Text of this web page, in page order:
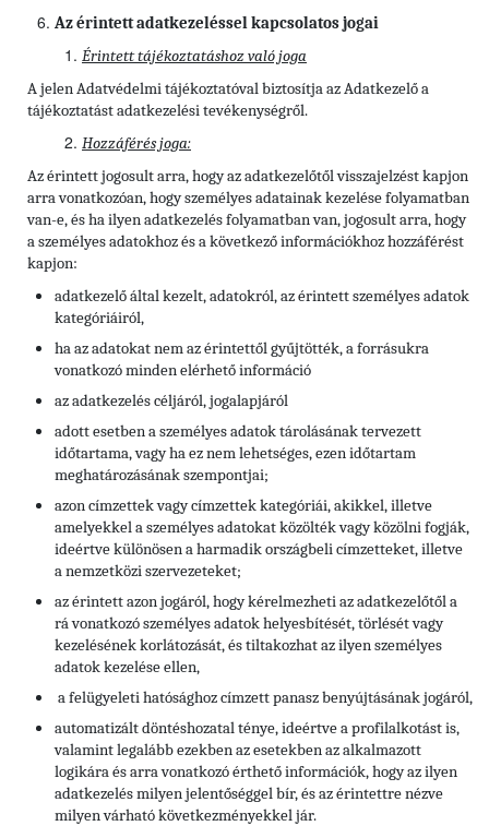
Az érintett adatkezeléssel kapcsolatos jogai
Érintett tájékoztatáshoz való joga
A jelen Adatvédelmi tájékoztatóval biztosítja az Adatkezelő a
tájékoztatást adatkezelési tevékenységről.
Hozzáférés joga:
Az érintett jogosult arra, hogy az adatkezelőtől visszajelzést kapjon
arra vonatkozóan, hogy személyes adatainak kezelése folyamatban
van-e, és ha ilyen adatkezelés folyamatban van, jogosult arra, hogy
a személyes adatokhoz és a következő információkhoz hozzáférést
kapjon:
adatkezelő által kezelt, adatokról, az érintett személyes adatok
kategóriáiról,
ha az adatokat nem az érintettől gyűjtötték, a forrásukra
vonatkozó minden elérhető információ
az adatkezelés céljáról, jogalapjáról
adott esetben a személyes adatok tárolásának tervezett
időtartama, vagy ha ez nem lehetséges, ezen időtartam
meghatározásának szempontjai;
azon címzettek vagy címzettek kategóriái, akikkel, illetve
amelyekkel a személyes adatokat közölték vagy közölni fogják,
ideértve különösen a harmadik országbeli címzetteket, illetve
a nemzetközi szervezeteket;
az érintett azon jogáról, hogy kérelmezheti az adatkezelőtől a
rá vonatkozó személyes adatok helyesbítését, törlését vagy
kezelésének korlátozását, és tiltakozhat az ilyen személyes
adatok kezelése ellen,
a felügyeleti hatósághoz címzett panasz benyújtásának jogáról,
automatizált döntéshozatal ténye, ideértve a profilalkotást is,
valamint legalább ezekben az esetekben az alkalmazott
logikára és arra vonatkozó érthető információk, hogy az ilyen
adatkezelés milyen jelentőséggel bír, és az érintettre nézve
milyen várható következményekkel jár.